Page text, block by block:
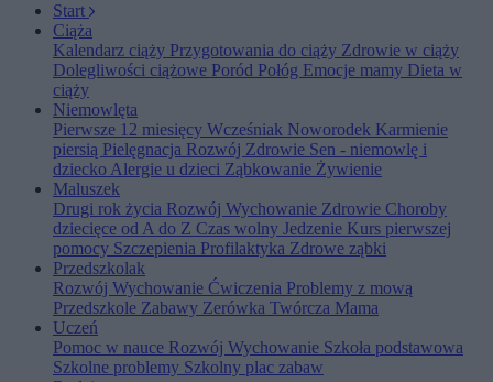
Start
Ciąża
Kalendarz ciąży Przygotowania do ciąży Zdrowie w ciąży
Dolegliwości ciążowe Poród Połóg Emocje mamy Dieta w
ciąży
Niemowlęta
Pierwsze 12 miesięcy Wcześniak Noworodek Karmienie
piersią Pielęgnacja Rozwój Zdrowie Sen - niemowlę i
dziecko Alergie u dzieci Ząbkowanie Żywienie
Maluszek
Drugi rok życia Rozwój Wychowanie Zdrowie Choroby
dziecięce od A do Z Czas wolny Jedzenie Kurs pierwszej
pomocy Szczepienia Profilaktyka Zdrowe ząbki
Przedszkolak
Rozwój Wychowanie Ćwiczenia Problemy z mową
Przedszkole Zabawy Zerówka Twórcza Mama
Uczeń
Pomoc w nauce Rozwój Wychowanie Szkoła podstawowa
Szkolne problemy Szkolny plac zabaw